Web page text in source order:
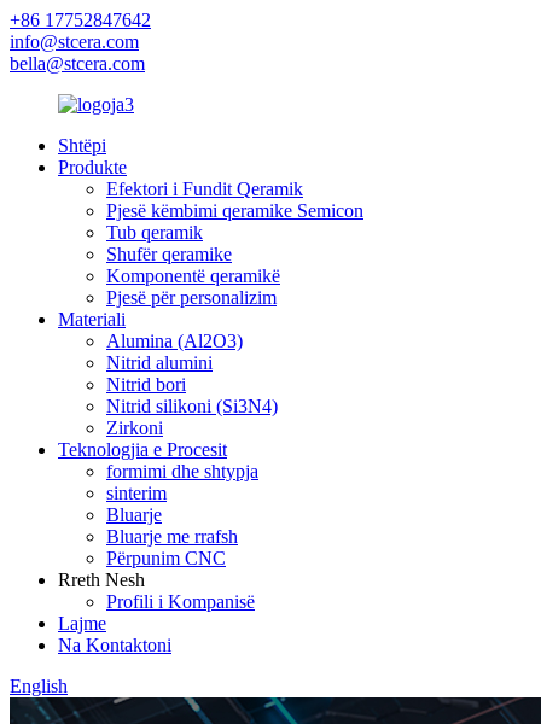
+86 17752847642
info@stcera.com
bella@stcera.com
Shtëpi
Produkte
Efektori i Fundit Qeramik
Pjesë këmbimi qeramike Semicon
Tub qeramik
Shufër qeramike
Komponentë qeramikë
Pjesë për personalizim
Materiali
Alumina (Al2O3)
Nitrid alumini
Nitrid bori
Nitrid silikoni (Si3N4)
Zirkoni
Teknologjia e Procesit
formimi dhe shtypja
sinterim
Bluarje
Bluarje me rrafsh
Përpunim CNC
Rreth Nesh
Profili i Kompanisë
Lajme
Na Kontaktoni
English